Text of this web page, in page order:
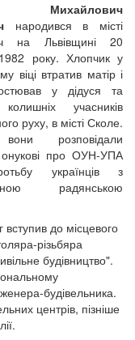
Михайлович
народився в місті
на Львівщині 20
року. Хлопчик у
віці втратив матір і
у дідуся та
учасників
руху, в місті Сколе.
розповідали
про ОУН-УПА
українців з
радянською
вступив до місцевого
різьбяра
будівництво".
будівельника.
центрів, пізніше